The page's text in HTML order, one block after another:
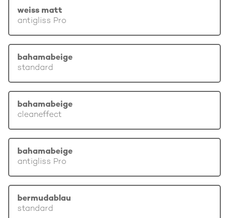
weiss matt
antigliss Pro
bahamabeige
standard
bahamabeige
cleaneffect
bahamabeige
antigliss Pro
bermudablau
standard